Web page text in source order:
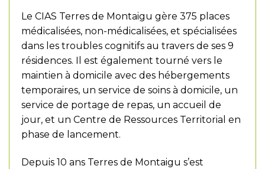
Le CIAS Terres de Montaigu gère 375 places
médicalisées, non-médicalisées, et spécialisées
dans les troubles cognitifs au travers de ses 9
résidences. Il est également tourné vers le
maintien à domicile avec des hébergements
temporaires, un service de soins à domicile, un
service de portage de repas, un accueil de
jour, et un Centre de Ressources Territorial en
phase de lancement.
Depuis 10 ans Terres de Montaigu s’est